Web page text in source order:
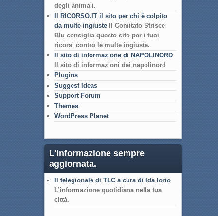
degli animali.
Il RICORSO.IT il sito per chi è colpito
da multe ingiusteIl Comitato Strisce
Blu consiglia questo sito per i tuoi
ricorsi contro le multe ingiuste.
Il sito di informazione di NAPOLINORD
Il sito di informazioni dei napolinord
Plugins
Suggest Ideas
Support Forum
Themes
WordPress Planet
L'informazione sempre
aggiornata.
Il telegionale di TLC a cura di Ida Iorio
L’informazione quotidiana nella tua
città.